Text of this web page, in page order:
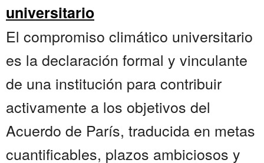
universitario
El compromiso climático universitario
es la declaración formal y vinculante
de una institución para contribuir
activamente a los objetivos del
Acuerdo de París, traducida en metas
cuantificables, plazos ambiciosos y